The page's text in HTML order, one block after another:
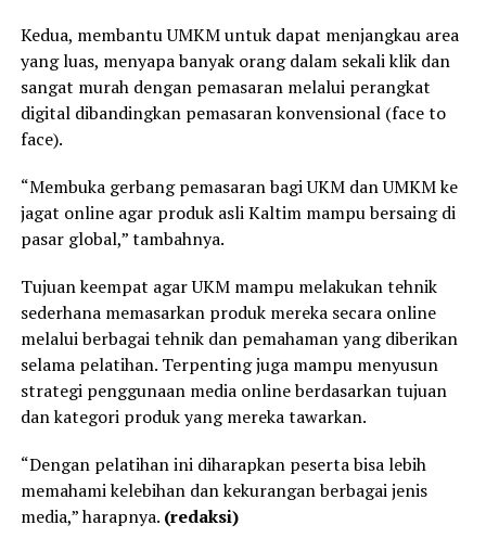
Kedua, membantu UMKM untuk dapat menjangkau area
yang luas, menyapa banyak orang dalam sekali klik dan
sangat murah dengan pemasaran melalui perangkat
digital dibandingkan pemasaran konvensional (face to
face).
“Membuka gerbang pemasaran bagi UKM dan UMKM ke
jagat online agar produk asli Kaltim mampu bersaing di
pasar global,” tambahnya.
Tujuan keempat agar UKM mampu melakukan tehnik
sederhana memasarkan produk mereka secara online
melalui berbagai tehnik dan pemahaman yang diberikan
selama pelatihan. Terpenting juga mampu menyusun
strategi penggunaan media online berdasarkan tujuan
dan kategori produk yang mereka tawarkan.
“Dengan pelatihan ini diharapkan peserta bisa lebih
memahami kelebihan dan kekurangan berbagai jenis
media,” harapnya. (redaksi)